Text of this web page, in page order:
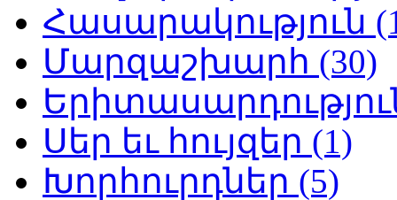
Հասարակություն
Մարզաշխարհ (30)
Սեր եւ հույզեր (1)
Խորհուրդներ (5)